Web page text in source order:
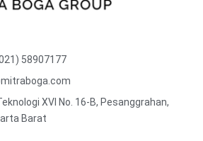
58907177
XVI No. 16-B, Pesanggrahan,
Barat